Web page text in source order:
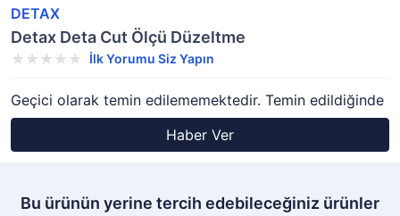
DETAX
Detax Deta Cut Ölçü Düzeltme
İlk Yorumu Siz Yapın
Geçici olarak temin edilememektedir. Temin edildiğinde
Haber Ver
Bu ürünün yerine tercih edebileceğiniz ürünler